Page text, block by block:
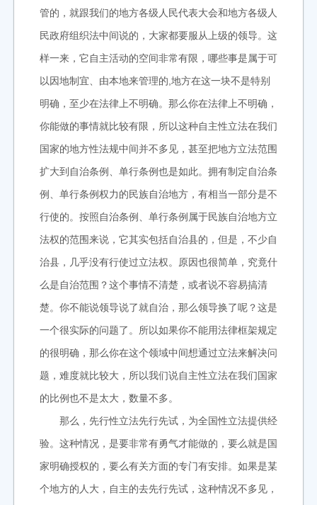
管的，就跟我们的地方各级人民代表大会和地方各级人
民政府组织法中间说的，大家都要服从上级的领导。这
样一来，它自主活动的空间非常有限，哪些事是属于可
以因地制宜、由本地来管理的,地方在这一块不是特别
明确，至少在法律上不明确。那么你在法律上不明确，
你能做的事情就比较有限，所以这种自主性立法在我们
国家的地方性法规中间并不多见，甚至把地方立法范围
扩大到自治条例、单行条例也是如此。拥有制定自治条
例、单行条例权力的民族自治地方，有相当一部分是不
行使的。按照自治条例、单行条例属于民族自治地方立
法权的范围来说，它其实包括自治县的，但是，不少自
治县，几乎没有行使过立法权。原因也很简单，究竟什
么是自治范围？这个事情不清楚，或者说不容易搞清
楚。你不能说领导说了就自治，那么领导换了呢？这是
一个很实际的问题了。所以如果你不能用法律框架规定
的很明确，那么你在这个领域中间想通过立法来解决问
题，难度就比较大，所以我们说自主性立法在我们国家
的比例也不是太大，数量不多。
那么，先行性立法先行先试，为全国性立法提供经
验。这种情况，是要非常有勇气才能做的，要么就是国
家明确授权的，要么有关方面的专门有安排。如果是某
个地方的人大，自主的去先行先试，这种情况不多见，